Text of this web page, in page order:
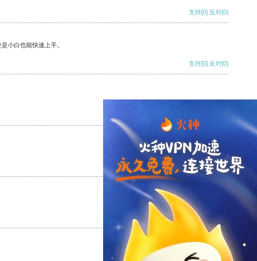
支持[0] 反对[0]
小白也能快速上手。
支持[0] 反对[0]
支持 [0] 反对[0]
支持[0] 反对